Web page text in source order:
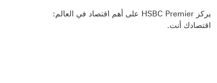
يركز HSBC Premier على أهم اقتصاد في العالم:
اقتصادك أنت.